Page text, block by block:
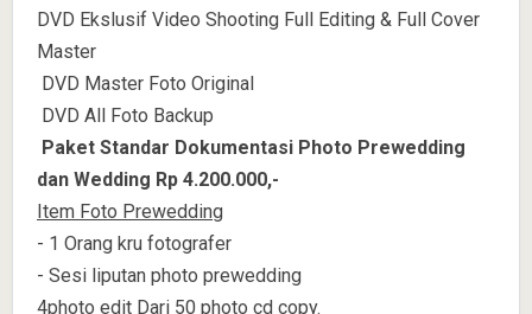
DVD Ekslusif Video Shooting Full Editing & Full Cover
Master
DVD Master Foto Original
DVD All Foto Backup
Paket Standar Dokumentasi Photo Prewedding
dan Wedding Rp 4.200.000,-
Item Foto Prewedding
- 1 Orang kru fotografer
- Sesi liputan photo prewedding
4photo edit Dari 50 photo cd copy.